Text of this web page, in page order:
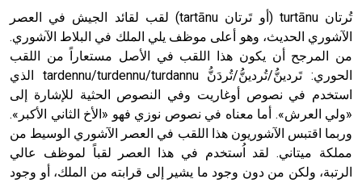
sign تكتب منفصلة غير متصلة، وتعتمد المبدأ الأكوروفوني،
حيث تقتصر القيمة الصوتية للعلامة الك
تُرتان turtānu (أو تَرتان tartānu) لقب لقائد الجيش في العصر
الحديث، وهو أعلى موظف يلي الملك في البلاط الآشوري.
أن يكون هذا اللقب في الأصل مستعاراً من اللقب
الحوري: تَردينُّ/تُردينُّ/تُردَنُّ tardennu/turdennu/turdannu الذي
في نصوص أوغاريت وفي النصوص الحثية للإشارة إلى
العرش». أما معناه في نصوص نوزي فهو «الأخ الثاني الأكبر».
اقتبس الآشوريون هذا اللقب في العصر الآشوري الوسيط من
ميتاني. لقد اُستخدم في هذا العصر لقباً لموظف عالي
ولكن من دون وجود ما يشير إلى قرابته من الملك، أو وجود